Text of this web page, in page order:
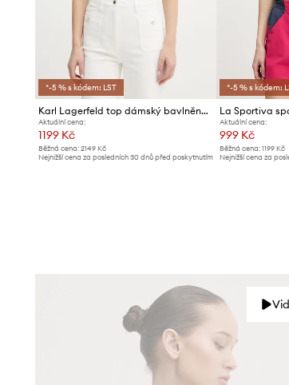
*-5 % s kódem: LST
Karl Lagerfeld top dámský bavlněný s elastanem IKON
Aktuální cena:
1199 Kč
Běžná cena: 2149 Kč
Nejnižší cena za posledních 30 dnů před poskytnutím
*-5 % s kódem:
Aktuální cena:
999 Kč
Běžná cena:1199 Kč
Nejnižší cena za